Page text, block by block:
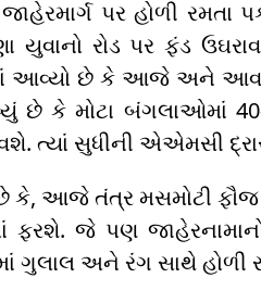
જાહેરમાર્ગ પર હોળી
યુવાનો રોડ પર ફંડ
આવ્યો છે કે આજે અને
છે કે મોટા બંગલાઓમાં
ત્યાં સુધીની એએમસી
આજે તંત્ર મસમોટી ફૌજ
ફરશે. જે પણ
ગુલાલ અને રંગ સાથે